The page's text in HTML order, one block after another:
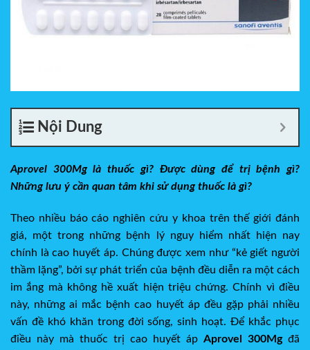
Nội Dung
Aprovel 300Mglà thuốc gì? Được dùng để trị bệnh gì?
Những lưu ý cần quan tâm khi sử dụng thuốc là gì?
Theo nhiều báo cáo nghiên cứu y khoa trên thế giới đánh
giá, một trong những bệnh lý nguy hiểm nhất hiện nay
chính là cao huyết áp. Chúng được xem như “kẻ giết người
thầm lặng”, bởi sự phát triển của bệnh đều diễn ra một cách
im ắng mà không hề xuất hiện triệu chứng. Chính vì điều
này, những ai mắc bệnh cao huyết áp đều gặp phải nhiều
vấn đề khó khăn trong đời sống, sinh hoạt. Để khắc phục
điều này mà thuốc trị cao huyết áp Aprovel 300Mg đã